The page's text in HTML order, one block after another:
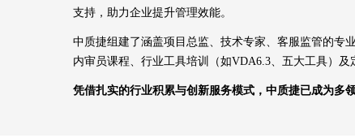
支持，助力企业提升管理效能。
中质捷组建了涵盖项目总监、技术专家、客服监管的专
内审员课程、行业工具培训（如VDA6.3、五大工具）
凭借扎实的行业积累与创新服务模式，中质捷已成为多